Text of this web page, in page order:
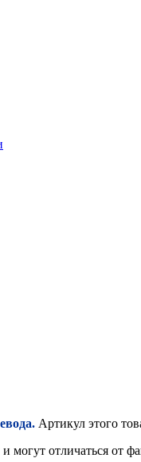
Артикул этого
отличаться от